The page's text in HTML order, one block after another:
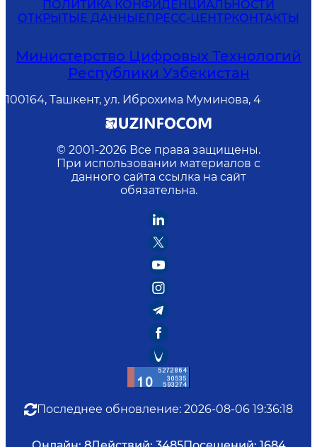
ПОЛИТИКА КОНФИДЕНЦИАЛЬНОСТИ
ОТКРЫТЫЕ ДАННЫЕПРЕСС-ЦЕНТРКОНТАКТЫ
Министерство Цифровых Технологий
Республики Узбекистан
100164, Ташкент, ул. Иброхима Муминова, 4
© 2001-2026 Все права защищены.
При использовании материалов с
данного сайта ссылка на сайт
обязательна.
Последнее обновление: 2026-08-06 19:36:18